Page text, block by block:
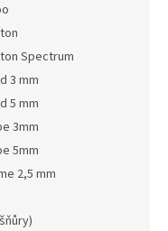
Spectrum
3 mm
5 mm
3mm
5mm
2,5 mm